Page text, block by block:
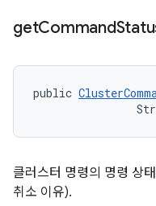
getCommand
public
클러스터 명령의 명령 상
취소 이유).